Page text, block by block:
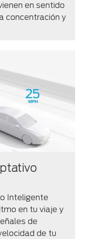
en sentido
concentración y
Inteligente
en tu viaje y
de
de tu